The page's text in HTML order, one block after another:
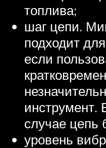
топлива;
шаг цепи.
подходит
если
инструмент.
случае цепь
уровень